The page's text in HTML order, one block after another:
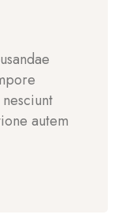
autem